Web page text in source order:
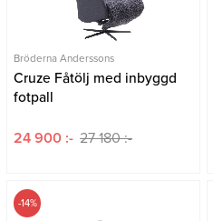
Bröderna Anderssons
Cruze Fåtölj med inbyggd
fotpall
24 900 :- 27 180 :-
-14%